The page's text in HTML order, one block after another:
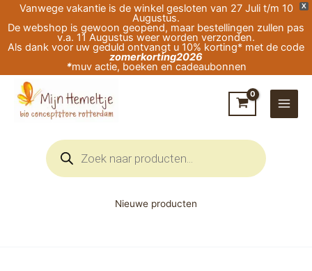
X
Vanwege vakantie is de winkel gesloten van 27 Juli t/m 10
Augustus.
De webshop is gewoon geopend, maar bestellingen zullen pas
v.a. 11 Augustus weer worden verzonden.
Als dank voor uw geduld ontvangt u 10% korting* met de code
zomerkorting2026
*muv actie, boeken en cadeaubonnen
naar
de
Producten
zoeken
Nieuwe producten